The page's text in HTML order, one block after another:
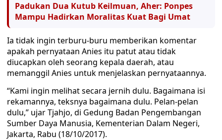
Padukan Dua Kutub Keilmuan, Aher: Ponpes
Mampu Hadirkan Moralitas Kuat Bagi Umat
Ia tidak ingin terburu-buru memberikan komentar
apakah pernyataan Anies itu patut atau tidak
diucapkan oleh seorang kepala daerah, atau
memanggil Anies untuk menjelaskan pernyataannya.
“Kami ingin melihat secara jernih dulu. Bagaimana isi
rekamannya, teksnya bagaimana dulu. Pelan-pelan
dulu,” ujar Tjahjo, di Gedung Badan Pengembangan
Sumber Daya Manusia, Kementerian Dalam Negeri,
Jakarta, Rabu (18/10/2017).